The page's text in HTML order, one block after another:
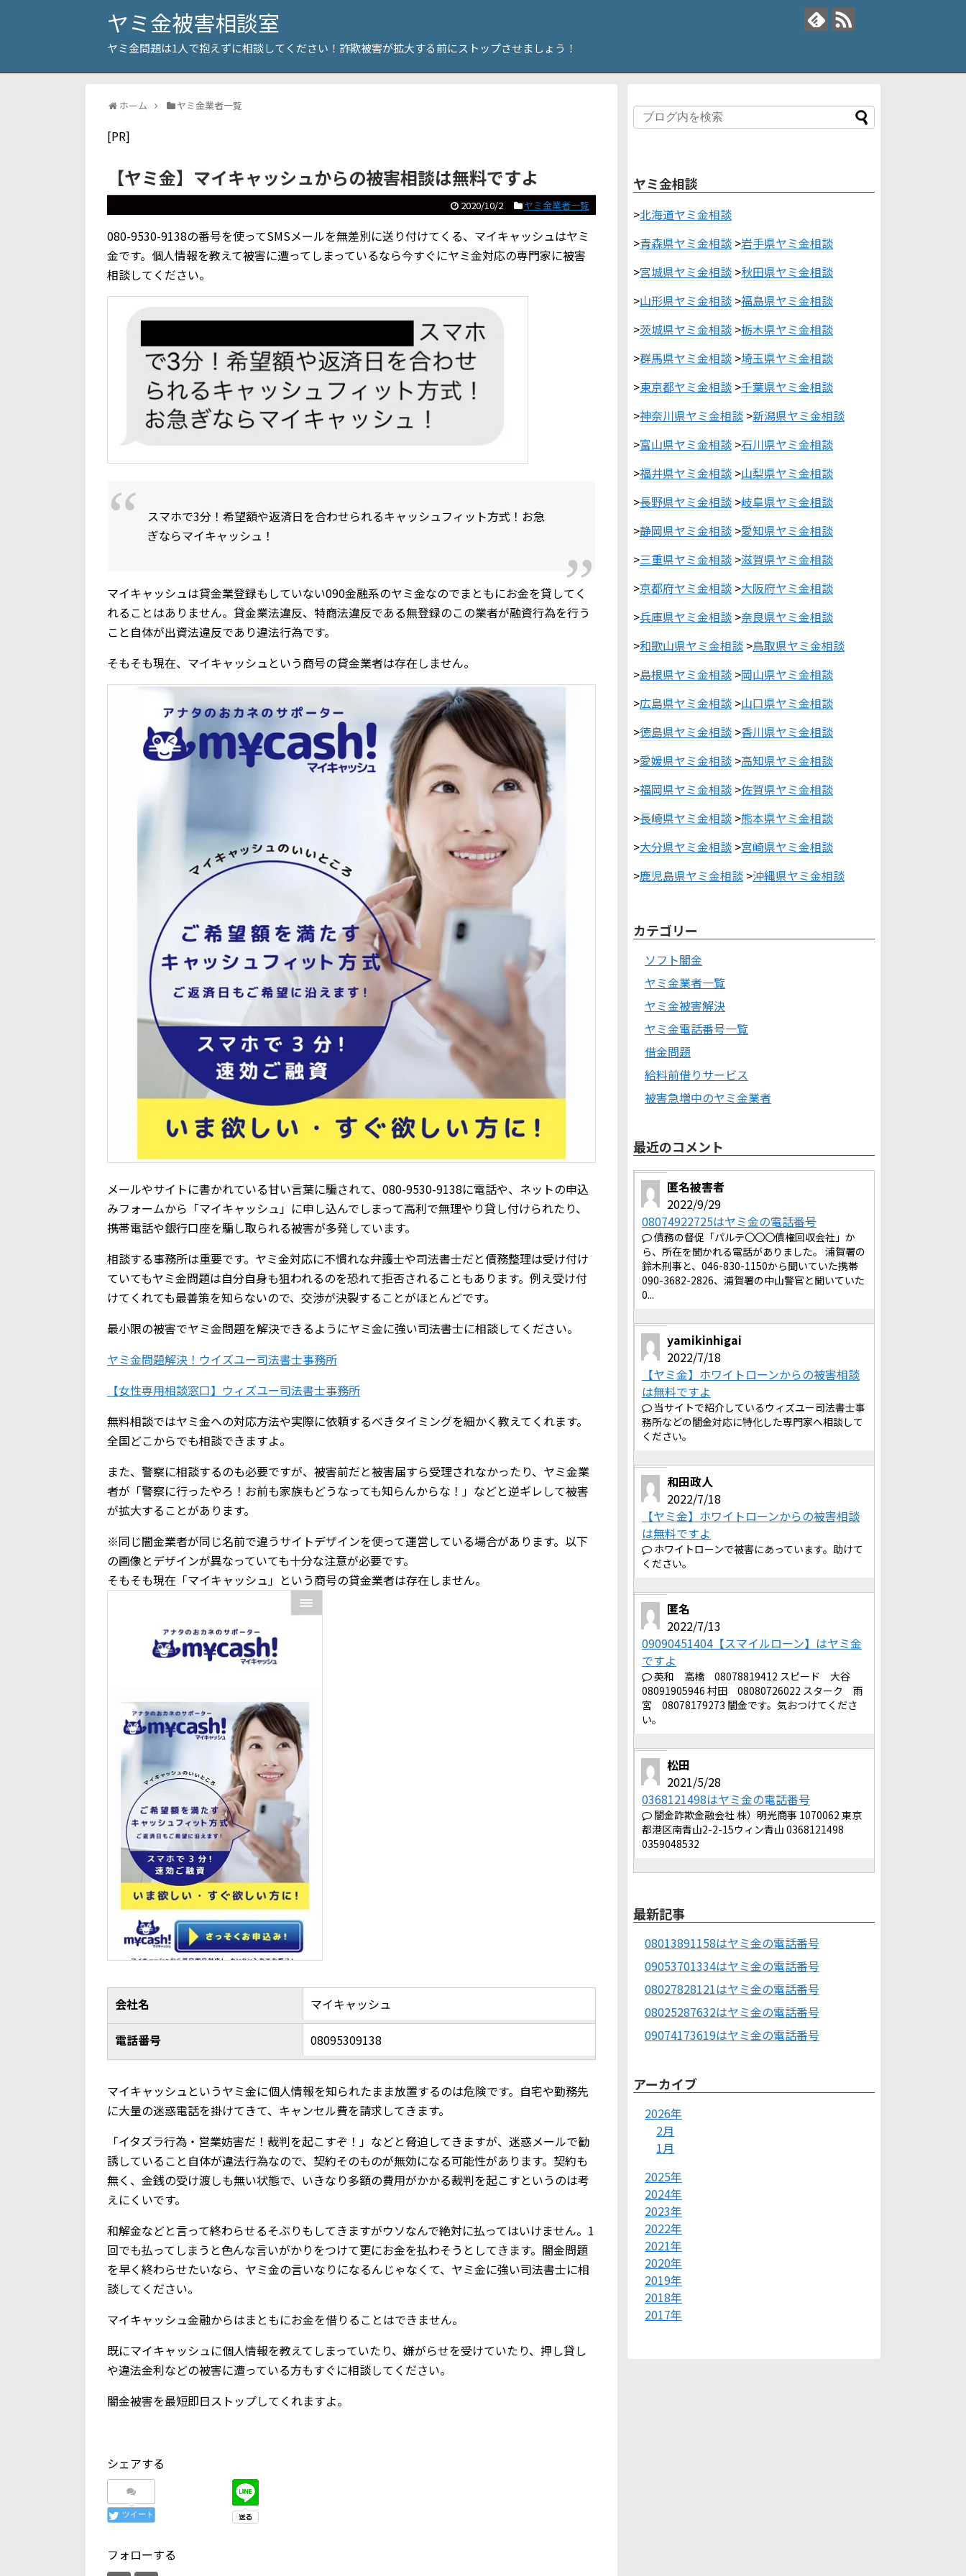
ヤミ金被害相談室
ヤミ金問題は1人で抱えずに相談してください！詐欺被害が拡大する前にストップさせましょう！
ホーム ヤミ金業者一覧
[PR]
【ヤミ金】マイキャッシュからの被害相談は無料ですよ
2020/10/2 ヤミ金業者一覧
080-9530-9138の番号を使ってSMSメールを無差別に送り付けてくる、マイキャッシュはヤミ
金です。個人情報を教えて被害に遭ってしまっているなら今すぐにヤミ金対応の専門家に被害
相談してください。
スマホで3分！希望額や返済日を合わせられるキャッシュフィット方式！お急
ぎならマイキャッシュ！
マイキャッシュは貸金業登録もしていない090金融系のヤミ金なのでまともにお金を貸してく
れることはありません。貸金業法違反、特商法違反である無登録のこの業者が融資行為を行う
こと自体が出資法違反であり違法行為です。
そもそも現在、マイキャッシュという商号の貸金業者は存在しません。
メールやサイトに書かれている甘い言葉に騙されて、080-9530-9138に電話や、ネットの申込
みフォームから「マイキャッシュ」に申し込んでしまって高利で無理やり貸し付けられたり、
携帯電話や銀行口座を騙し取られる被害が多発しています。
相談する事務所は重要です。ヤミ金対応に不慣れな弁護士や司法書士だと債務整理は受け付け
ていてもヤミ金問題は自分自身も狙われるのを恐れて拒否されることもあります。例え受け付
けてくれても最善策を知らないので、交渉が決裂することがほとんどです。
最小限の被害でヤミ金問題を解決できるようにヤミ金に強い司法書士に相談してください。
ヤミ金問題解決！ウイズユー司法書士事務所
【女性専用相談窓口】ウィズユー司法書士事務所
無料相談ではヤミ金への対応方法や実際に依頼するべきタイミングを細かく教えてくれます。
全国どこからでも相談できますよ。
また、警察に相談するのも必要ですが、被害前だと被害届すら受理されなかったり、ヤミ金業
者が「警察に行ったやろ！お前も家族もどうなっても知らんからな！」などと逆ギレして被害
が拡大することがあります。
※同じ闇金業者が同じ名前で違うサイトデザインを使って運営している場合があります。以下
の画像とデザインが異なっていても十分な注意が必要です。
そもそも現在「マイキャッシュ」という商号の貸金業者は存在しません。
会社名 マイキャッシュ
電話番号 08095309138
マイキャッシュというヤミ金に個人情報を知られたまま放置するのは危険です。自宅や勤務先
に大量の迷惑電話を掛けてきて、キャンセル費を請求してきます。
「イタズラ行為・営業妨害だ！裁判を起こすぞ！」などと脅迫してきますが、迷惑メールで勧
誘していること自体が違法行為なので、契約そのものが無効になる可能性があります。契約も
無く、金銭の受け渡しも無い状態で、いきなり多額の費用がかかる裁判を起こすというのは考
えにくいです。
和解金などと言って終わらせるそぶりもしてきますがウソなんで絶対に払ってはいけません。1
回でも払ってしまうと色んな言いがかりをつけて更にお金を払わそうとしてきます。闇金問題
を早く終わらせたいなら、ヤミ金の言いなりになるんじゃなくて、ヤミ金に強い司法書士に相
談してください。
マイキャッシュ金融からはまともにお金を借りることはできません。
既にマイキャッシュに個人情報を教えてしまっていたり、嫌がらせを受けていたり、押し貸し
や違法金利などの被害に遭っている方もすぐに相談してください。
闇金被害を最短即日ストップしてくれますよ。
シェアする
ツイート
フォローする
ヤミ金相談
>北海道ヤミ金相談
>青森県ヤミ金相談 >岩手県ヤミ金相談
>宮城県ヤミ金相談 >秋田県ヤミ金相談
>山形県ヤミ金相談 >福島県ヤミ金相談
>茨城県ヤミ金相談 >栃木県ヤミ金相談
>群馬県ヤミ金相談 >埼玉県ヤミ金相談
>東京都ヤミ金相談 >千葉県ヤミ金相談
>神奈川県ヤミ金相談 >新潟県ヤミ金相談
>富山県ヤミ金相談 >石川県ヤミ金相談
>福井県ヤミ金相談 >山梨県ヤミ金相談
>長野県ヤミ金相談 >岐阜県ヤミ金相談
>静岡県ヤミ金相談 >愛知県ヤミ金相談
>三重県ヤミ金相談 >滋賀県ヤミ金相談
>京都府ヤミ金相談 >大阪府ヤミ金相談
>兵庫県ヤミ金相談 >奈良県ヤミ金相談
>和歌山県ヤミ金相談 >鳥取県ヤミ金相談
>島根県ヤミ金相談 >岡山県ヤミ金相談
>広島県ヤミ金相談 >山口県ヤミ金相談
>徳島県ヤミ金相談 >香川県ヤミ金相談
>愛媛県ヤミ金相談 >高知県ヤミ金相談
>福岡県ヤミ金相談 >佐賀県ヤミ金相談
>長崎県ヤミ金相談 >熊本県ヤミ金相談
>大分県ヤミ金相談 >宮崎県ヤミ金相談
>鹿児島県ヤミ金相談 >沖縄県ヤミ金相談
カテゴリー
ソフト闇金
ヤミ金業者一覧
ヤミ金被害解決
ヤミ金電話番号一覧
借金問題
給料前借りサービス
被害急増中のヤミ金業者
最近のコメント
匿名被害者
2022/9/29
08074922725はヤミ金の電話番号
債務の督促「パルテ〇〇〇債権回収会社」か
ら、所在を聞かれる電話がありました。 浦賀署の
鈴木刑事と、046-830-1150から聞いていた携帯
090-3682-2826、浦賀署の中山警官と聞いていた
0...
yamikinhigai
2022/7/18
【ヤミ金】ホワイトローンからの被害相談
は無料ですよ
当サイトで紹介しているウィズユー司法書士事
務所などの闇金対応に特化した専門家へ相談して
ください。
和田政人
2022/7/18
【ヤミ金】ホワイトローンからの被害相談
は無料ですよ
ホワイトローンで被害にあっています。助けて
ください。
匿名
2022/7/13
09090451404【スマイルローン】はヤミ金
ですよ
英和 高橋 08078819412 スピード 大谷
08091905946 村田 08080726022 スターク 雨
宮 08078179273 闇金です。気おつけてくださ
い。
松田
2021/5/28
0368121498はヤミ金の電話番号
闇金詐欺金融会社 株）明光商事 1070062 東京
都港区南青山2-2-15ウィン青山 0368121498
0359048532
最新記事
08013891158はヤミ金の電話番号
09053701334はヤミ金の電話番号
08027828121はヤミ金の電話番号
08025287632はヤミ金の電話番号
09074173619はヤミ金の電話番号
アーカイブ
2026年
2月
1月
2025年
2024年
2023年
2022年
2021年
2020年
2019年
2018年
2017年